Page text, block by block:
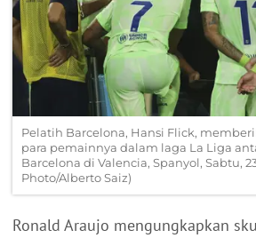
Pelatih Barcelona, Hansi Flick,
para pemainnya dalam laga La Liga
Barcelona di Valencia, Spanyol, Sabtu,
Photo/Alberto Saiz)
Ronald Araujo mengungkapkan